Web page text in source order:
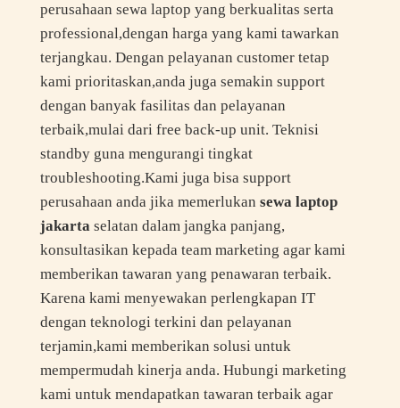
perusahaan sewa laptop yang berkualitas serta
professional,dengan harga yang kami tawarkan
terjangkau. Dengan pelayanan customer tetap
kami prioritaskan,anda juga semakin support
dengan banyak fasilitas dan pelayanan
terbaik,mulai dari free back-up unit. Teknisi
standby guna mengurangi tingkat
troubleshooting.Kami juga bisa support
perusahaan anda jika memerlukan sewa laptop
jakartaselatan dalam jangka panjang,
konsultasikan kepada team marketing agar kami
memberikan tawaran yang penawaran terbaik.
Karena kami menyewakan perlengkapan IT
dengan teknologi terkini dan pelayanan
terjamin,kami memberikan solusi untuk
mempermudah kinerja anda. Hubungi marketing
kami untuk mendapatkan tawaran terbaik agar